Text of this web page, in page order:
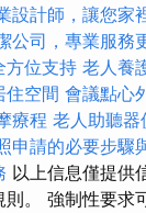
設計師，讓您家
公司，專業服務
方位支持 老人養
住空間 會議點心
療程 老人助聽器
申請的必要步驟
以上信息僅提供
。 強制性要求